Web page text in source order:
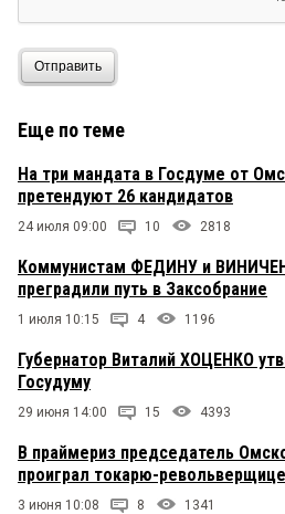
Отправить
Еще по теме
На три мандата в Госдуме от
претендуют 26 кандидатов
24 июля 09:00 10 2818
Коммунистам ФЕДИНУ и
преградили путь в Заксобрание
1 июля 10:15 4 1196
Губернатор Виталий ХОЦЕНКО
Госудуму
29 июня 14:00 15 4393
В праймериз председатель
проиграл токарю-
3 июня 10:08 8 1341